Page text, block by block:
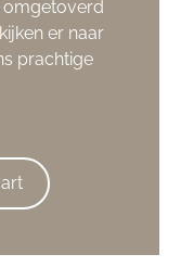
omgetoverd
er naar
prachtige